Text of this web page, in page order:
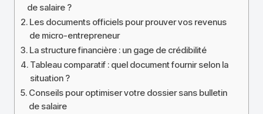
de salaire ?
Les documents officiels pour prouver vos revenus
de micro-entrepreneur
La structure financière : un gage de crédibilité
Tableau comparatif : quel document fournir selon la
situation ?
Conseils pour optimiser votre dossier sans bulletin
de salaire